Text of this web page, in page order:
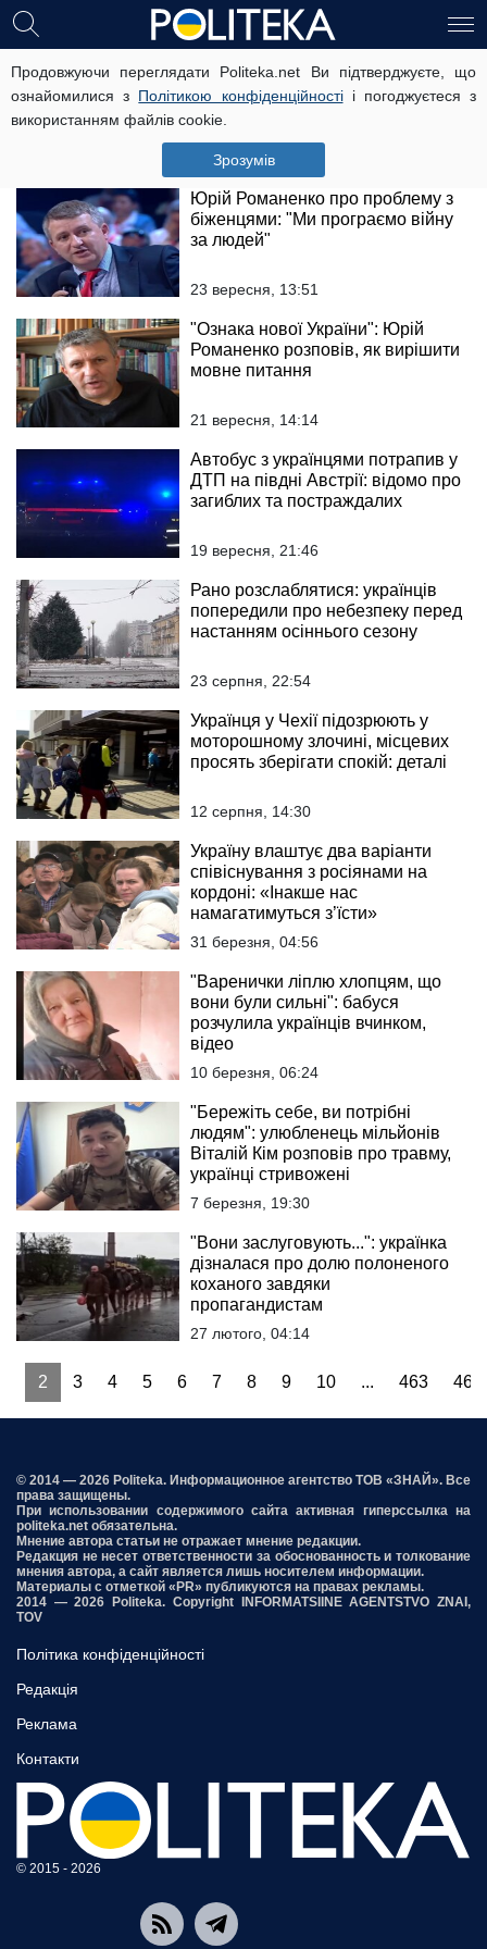
Продовжуючи переглядати Politeka.net Ви підтверджуєте, що
ознайомилися з Політикою конфіденційностіі погоджуєтеся з
використанням файлів cookie.
Зрозумів
Демографічна криза в Україні:
скільки дітей має народитися,
щоб покращити ситуацію
27 січня, 08:52
Юрій Романенко про проблему з
біженцями: "Ми програємо війну
за людей"
23 вересня, 13:51
"Ознака нової України": Юрій
Романенко розповів, як вирішити
мовне питання
21 вересня, 14:14
Автобус з українцями потрапив у
ДТП на півдні Австрії: відомо про
загиблих та постраждалих
19 вересня, 21:46
Рано розслаблятися: українців
попередили про небезпеку перед
настанням осіннього сезону
23 серпня, 22:54
Українця у Чехії підозрюють у
моторошному злочині, місцевих
просять зберігати спокій: деталі
12 серпня, 14:30
Україну влаштує два варіанти
співіснування з росіянами на
кордоні: «Інакше нас
намагатимуться з’їсти»
31 березня, 04:56
"Варенички ліплю хлопцям, що
вони були сильні": бабуся
розчулила українців вчинком,
відео
10 березня, 06:24
"Бережіть себе, ви потрібні
людям": улюбленець мільйонів
Віталій Кім розповів про травму,
українці стривожені
7 березня, 19:30
"Вони заслуговують...": українка
дізналася про долю полоненого
коханого завдяки
пропагандистам
27 лютого, 04:14
2 3 4 5 6 7 8 9 10 ... 463 464
© 2014 — 2026 Politeka. Информационное агентство ТОВ «ЗНАЙ». Все
права защищены.
При использовании содержимого сайта активная гиперссылка на
politeka.net обязательна.
Мнение автора статьи не отражает мнение редакции.
Редакция не несет ответственности за обоснованность и толкование
мнения автора, а сайт является лишь носителем информации.
Материалы с отметкой «PR» публикуются на правах рекламы.
2014 — 2026 Politeka. Copyright INFORMATSIINE AGENTSTVO ZNAI,
TOV
Політика конфіденційності
Редакція
Реклама
Контакти
© 2015 - 2026